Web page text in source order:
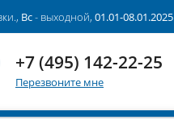
Вс- выходной, 01.01-08.01.2025
+7 (495) 142-22-25
Перезвоните мне